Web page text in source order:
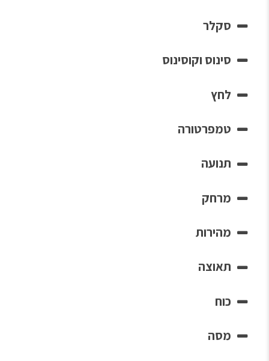
סקלר
סינוס וקוסינוס
לחץ
טמפרטורה
תנועה
מרחק
מהירות
תאוצה
כוח
מסה